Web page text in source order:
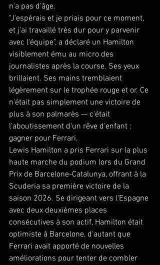
n'a pas d'âge.
"J'espérais et je priais pour ce moment,
et j'ai travaillé très dur pour y parvenir
avec l'équipe", a déclaré un Hamilton
visiblement ému au micro des
journalistes après la course. Ses yeux
brillaient. Ses mains tremblaient
légèrement sur le trophée rouge et or. Ce
n'était pas simplement une victoire de
plus à son palmarès — c'était
l'aboutissement d'un rêve d'enfant :
gagner pour Ferrari.
Lewis Hamilton a pris Ferrari sur la plus
haute marche du podium lors du Grand
Prix de Barcelone-Catalunya, offrant à la
Scuderia sa première victoire de la
saison 2026. Se dirigeant vers l'Espagne
avec deux deuxièmes places
consécutives à son actif, Hamilton était
optimiste à Barcelone, d'autant que
Ferrari avait apporté de nouvelles
améliorations pour tenter de combler